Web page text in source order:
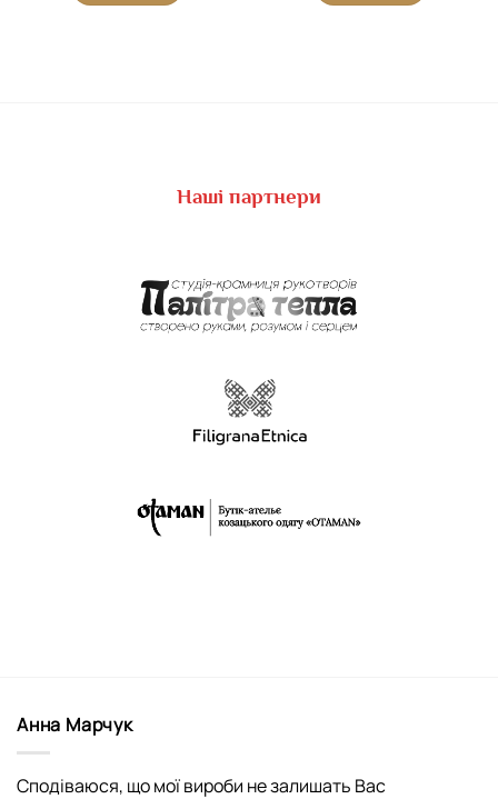
Наші партнери
Анна Марчук
Сподіваюся, що мої вироби не залишать Вас